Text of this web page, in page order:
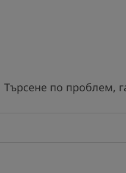
Търсене по проблем,